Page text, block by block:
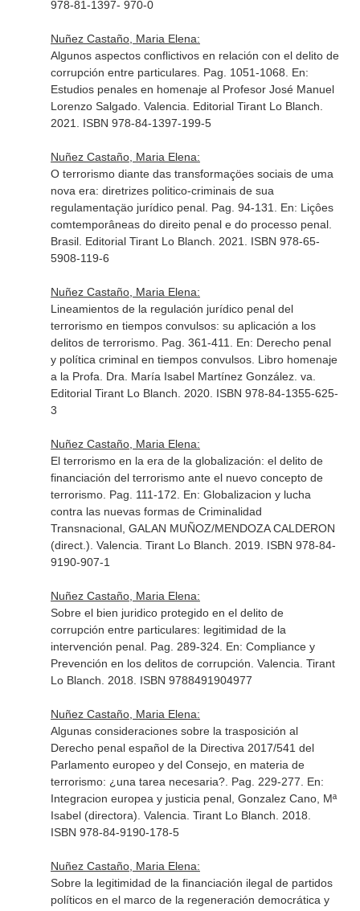
978-81-1397- 970-0
Nuñez Castaño, Maria Elena:
Algunos aspectos conflictivos en relación con el delito de
corrupción entre particulares. Pag. 1051-1068. En:
Estudios penales en homenaje al Profesor José Manuel
Lorenzo Salgado. Valencia. Editorial Tirant Lo Blanch.
2021. ISBN 978-84-1397-199-5
Nuñez Castaño, Maria Elena:
O terrorismo diante das transformaçöes sociais de uma
nova era: diretrizes politico-criminais de sua
regulamentaçäo jurídico penal. Pag. 94-131. En: Liçôes
comtemporâneas do direito penal e do processo penal.
Brasil. Editorial Tirant Lo Blanch. 2021. ISBN 978-65-
5908-119-6
Nuñez Castaño, Maria Elena:
Lineamientos de la regulación jurídico penal del
terrorismo en tiempos convulsos: su aplicación a los
delitos de terrorismo. Pag. 361-411. En: Derecho penal
y política criminal en tiempos convulsos. Libro homenaje
a la Profa. Dra. María Isabel Martínez González. va.
Editorial Tirant Lo Blanch. 2020. ISBN 978-84-1355-625-
3
Nuñez Castaño, Maria Elena:
El terrorismo en la era de la globalización: el delito de
financiación del terrorismo ante el nuevo concepto de
terrorismo. Pag. 111-172. En: Globalizacion y lucha
contra las nuevas formas de Criminalidad
Transnacional, GALAN MUÑOZ/MENDOZA CALDERON
(direct.) . Valencia. Tirant Lo Blanch. 2019. ISBN 978-84-
9190-907-1
Nuñez Castaño, Maria Elena:
Sobre el bien juridico protegido en el delito de
corrupción entre particulares: legitimidad de la
intervención penal. Pag. 289-324. En: Compliance y
Prevención en los delitos de corrupción . Valencia. Tirant
Lo Blanch. 2018. ISBN 9788491904977
Nuñez Castaño, Maria Elena:
Algunas consideraciones sobre la trasposición al
Derecho penal español de la Directiva 2017/541 del
Parlamento europeo y del Consejo, en materia de
terrorismo: ¿una tarea necesaria?. Pag. 229-277. En:
Integracion europea y justicia penal, Gonzalez Cano, Mª
Isabel (directora) . Valencia. Tirant Lo Blanch. 2018.
ISBN 978-84-9190-178-5
Nuñez Castaño, Maria Elena:
Sobre la legitimidad de la financiación ilegal de partidos
políticos en el marco de la regeneración democrática y